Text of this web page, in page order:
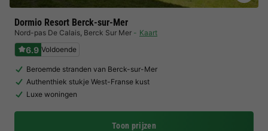
Dormio Resort Berck-sur-Mer
Nord-pas De Calais, Berck Sur Mer Kaart
6.9 Voldoende
Beroemde stranden van Berck-sur-Mer
Authenthiek stukje West-Franse kust
Luxe woningen
Toon prijzen